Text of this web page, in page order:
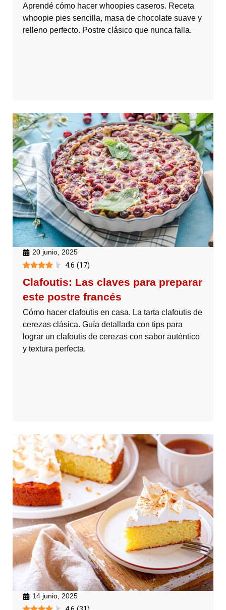
Aprendé cómo hacer whoopies caseros. Receta
whoopie pies sencilla, masa de chocolate suave y
relleno perfecto. Postre clásico que nunca falla.
20 junio, 2025
4.6 (17)
Clafoutis: Las claves para preparar
este postre francés
Cómo hacer clafoutis en casa. La tarta clafoutis de
cerezas clásica. Guía detallada con tips para
lograr un clafoutis de cerezas con sabor auténtico
y textura perfecta.
14 junio, 2025